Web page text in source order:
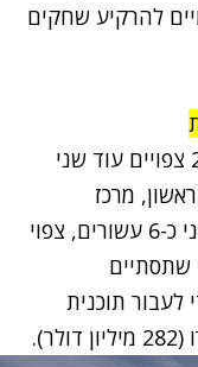
להרקיע שחקים
מלבד לאולימפיאדה הצפוייה, ב-2024 צפויים עוד שני
מרכז
פומפידו, המבנה האייקוני שנבנה לפני כ-6 עשורים, צפוי
עד שנת 2030 אחרי שתסתיים
לעבור תוכנית